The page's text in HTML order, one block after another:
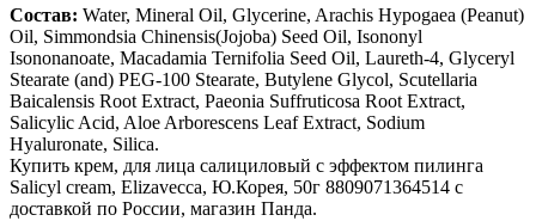
Состав: Water, Mineral Oil, Glycerine, Arachis Hypogaea (Peanut)
Oil, Simmondsia Chinensis(Jojoba) Seed Oil, Isononyl
Isononanoate, Macadamia Ternifolia Seed Oil, Laureth-4, Glyceryl
Stearate (and) PEG-100 Stearate, Butylene Glycol, Scutellaria
Baicalensis Root Extract, Paeonia Suffruticosa Root Extract,
Salicylic Acid, Aloe Arborescens Leaf Extract, Sodium
Hyaluronate, Silica.
Купить крем, для лица салициловый с эффектом пилинга
Salicyl cream, Elizavecca, Ю.Корея, 50г 8809071364514 с
доставкой по России, магазин Панда.